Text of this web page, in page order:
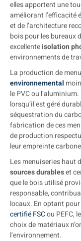
elles apportent une
améliorant l’efficacité
et de l’architecture
bois pour les bureaux
excellenteisolation
environnements de
La production de
environnemental
le PVC ou
lorsqu’il est géré
séquestration du
fabrication de ces
de production
leur empreinte
Les menuiseries haut
sources durableset
que le bois utilisé
responsable,
locaux. En optant
certifié FSCou PEFC,
choix de matériaux
l’environnement.